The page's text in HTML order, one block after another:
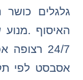
גלגלים כושר
24/7
אסבסט לפי